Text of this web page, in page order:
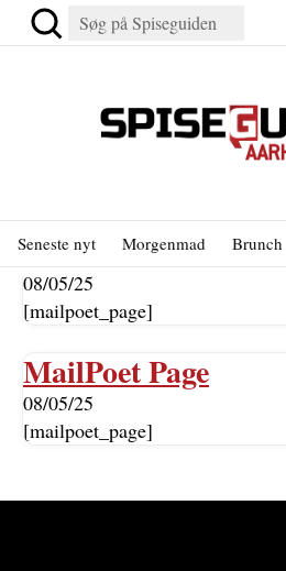
Seneste nyt Morgenmad Brunch
MailPoet Page
08/05/25
[mailpoet_page]
MailPoet Page
08/05/25
[mailpoet_page]